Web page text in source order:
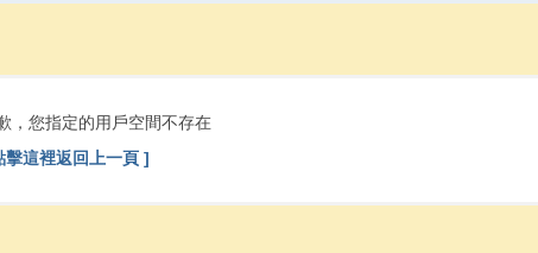
，您指定的用戶空間不存在
擊這裡返回上一頁 ]